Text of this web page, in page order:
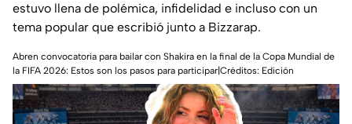
estuvo llena de polémica, infidelidad e incluso con un
tema popular que escribió junto a Bizzarap.
Abren convocatoria para bailar con Shakira en la final de la Copa Mundial de
la FIFA 2026: Estos son los pasos para participar|Créditos: Edición